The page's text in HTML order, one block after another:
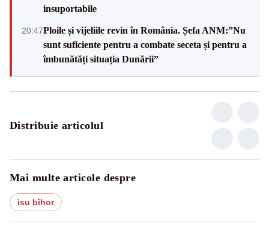
insuportabile
20:47Ploile și vijeliile revin în România. Șefa ANM:”Nu
sunt suficiente pentru a combate seceta și pentru a
îmbunătăți situația Dunării”
Distribuie articolul
Mai multe articole despre
isu bihor